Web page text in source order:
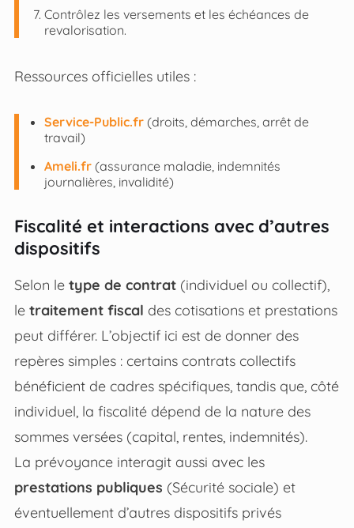
Contrôlez les versements et les échéances de
revalorisation.
Ressources officielles utiles :
Service-Public.fr(droits, démarches, arrêt de
travail)
Ameli.fr (assurance maladie, indemnités
journalières, invalidité)
Fiscalité et interactions avec d’autres
dispositifs
Selon le type de contrat(individuel ou collectif),
le traitement fiscal des cotisations et prestations
peut différer. L’objectif ici est de donner des
repères simples : certains contrats collectifs
bénéficient de cadres spécifiques, tandis que, côté
individuel, la fiscalité dépend de la nature des
sommes versées (capital, rentes, indemnités).
La prévoyance interagit aussi avec les
prestations publiques (Sécurité sociale) et
éventuellement d’autres dispositifs privés